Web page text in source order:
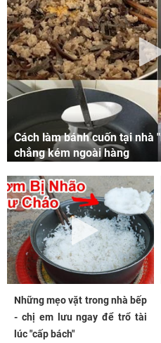
Cách làm bánh cuốn tại nhà
chẳng kém ngoài hàng
Những mẹo vặt trong nhà bếp
- chị em lưu ngay để trổ tài
lúc "cấp bách"